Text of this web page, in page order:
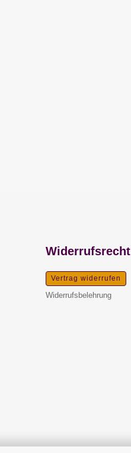
Widerrufsrecht
Vertrag widerrufen
Widerrufsbelehrung